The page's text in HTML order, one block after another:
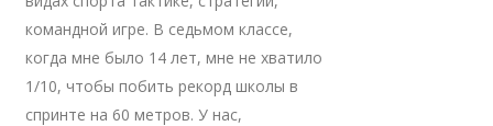
командной игре. В седьмом классе,
когда мне было 14 лет, мне не хватило
1/10, чтобы побить рекорд школы в
спринте на 60 метров. У нас,